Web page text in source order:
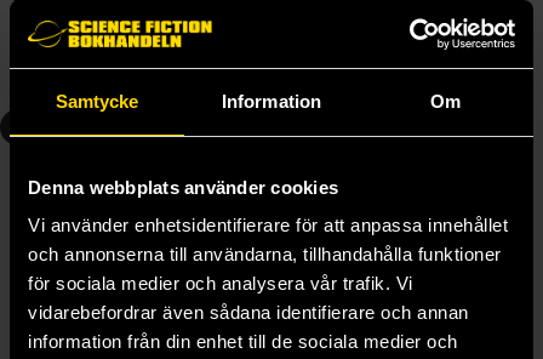
Samtycke Information Om
Denna webbplats använder cookies
Vi använder enhetsidentifierare för att anpassa innehållet
och annonserna till användarna, tillhandahålla funktioner
för sociala medier och analysera vår trafik. Vi
vidarebefordrar även sådana identifierare och annan
information från din enhet till de sociala medier och
4